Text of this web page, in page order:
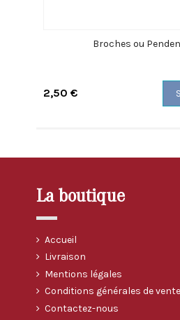
Broches ou
2,50 €
La boutique
Accueil
Livraison
Mentions légales
Conditions générales de
Contactez-nous